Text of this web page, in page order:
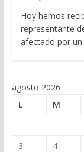
Hoy hemos
representante
afectado por
agosto 2026
L
M
3
4